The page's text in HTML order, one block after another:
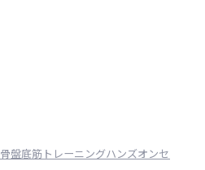
盤底筋トレーニングハンズオンセミナー